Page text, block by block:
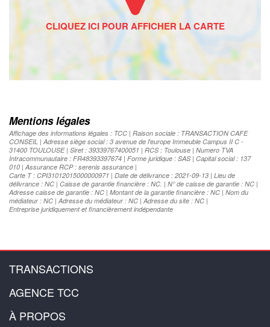
Mentions légales
Affichage des informations légales : TCC | Raison sociale : TRANSACTION CAFE
CONSEIL | Adresse siège social : 3 avenue de l'europe Immeuble Campus II C -
31400 TOULOUSE | Siret : 39339767400051 | RCS : Toulouse | Numero TVA
Intracommunautaire : FR48393397674 | Forme juridique : SAS | Capital social : 137
010 | Assurance RCP : serenis assurance |
Carte T : CPI31012015000000971 | Date de délivrance : 2021-09-13 | Lieu de
délivrance : NC | Caisse de garantie financière : NC. | N° de caisse de garantie : NC |
Adresse caisse de garantie : NC | Montant de la garantie financière : NC | Nom du
médiateur : NC | Adresse du médiateur : NC | Adresse du site : NC |
Entreprise juridiquement et financièrement indépendante
TRANSACTIONS
AGENCE TCC
À PROPOS